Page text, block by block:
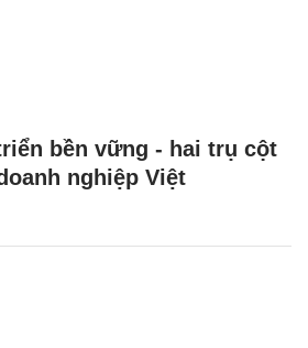
bền vững - hai trụ cột
nghiệp Việt